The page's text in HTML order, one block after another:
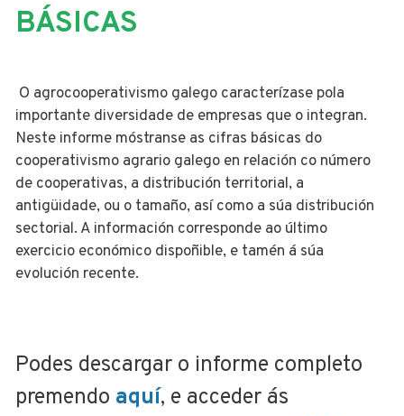
BÁSICAS
O agrocooperativismo galego caracterízase pola
importante diversidade de empresas que o integran.
Neste informe móstranse as cifras básicas do
cooperativismo agrario galego en relación co número
de cooperativas, a distribución territorial, a
antigüidade, ou o tamaño, así como a súa distribución
sectorial. A información corresponde ao último
exercicio económico dispoñible, e tamén á súa
evolución recente.
Podes descargar o informe completo
premendo aquí, e acceder ás